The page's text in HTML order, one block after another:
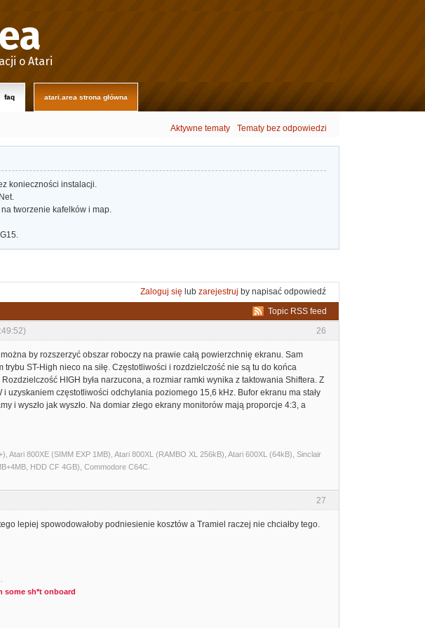
o Atari
faq atari.area strona główna
Aktywne tematy Tematy bez odpowiedzi
konieczności instalacji.
tworzenie kafelków i map.
Zaloguj się lub zarejestruj by napisać odpowiedź
Topic RSS feed
26
by rozszerzyć obszar roboczy na prawie całą powierzchnię ekranu. Sam
ST-High nieco na siłę. Częstotliwości i rozdzielczość nie są tu do końca
HIGH była narzucona, a rozmiar ramki wynika z taktowania Shiftera. Z
uzyskaniem częstotliwości odchylania poziomego 15,6 kHz. Bufor ekranu ma stały
i wyszło jak wyszło. Na domiar złego ekrany monitorów mają proporcje 4:3, a
Atari 800XE (SIMM EXP 1MB), Atari 800XL (RAMBO XL 256kB), Atari 600XL (64kB), Sinclair
HDD CF 4GB), Commodore C64C.
27
lepiej spowodowałoby podniesienie kosztów a Tramiel raczej nie chciałby tego.
some sh*t onboard